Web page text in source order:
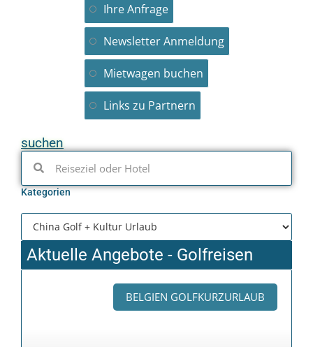
Ihre Anfrage
Newsletter Anmeldung
Mietwagen buchen
Links zu Partnern
suchen
Kategorien
Aktuelle Angebote - Golfreisen
BELGIEN GOLFKURZURLAUB